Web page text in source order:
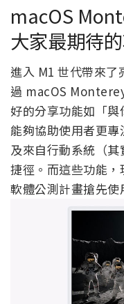
macOS
大家最期待
進入 M1 世代帶來
過 macOS
好的分享功能如「
能夠協助使用者更
及來自行動系統（
捷徑。而這些功能
軟體公測計畫搶先使